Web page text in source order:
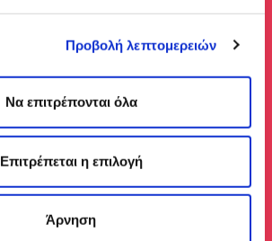
Προβολή λεπτομερειών
Να επιτρέπονται όλα
Επιτρέπεται η επιλογή
Άρνηση